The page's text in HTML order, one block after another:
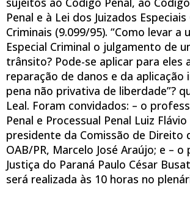
Penal e à Lei dos Juizados Especiais
Criminais (9.099/95). “Como levar a
Especial Criminal o julgamento de
trânsito? Pode-se aplicar para eles
reparação de danos e da aplicação
pena não privativa de liberdade”?
Leal. Foram convidados: – o
Penal e Processual Penal Luiz
presidente da Comissão de Direito
OAB/PR, Marcelo José Araújo; e –
Justiça do Paraná Paulo César
será realizada às 10 horas no